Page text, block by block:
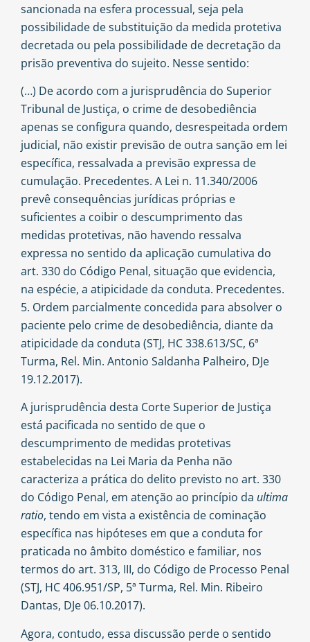
sancionada na esfera processual, seja pela
possibilidade de substituição da medida protetiva
decretada ou pela possibilidade de decretação da
prisão preventiva do sujeito. Nesse sentido:
(…) De acordo com a jurisprudência do Superior
Tribunal de Justiça, o crime de desobediência
apenas se configura quando, desrespeitada ordem
judicial, não existir previsão de outra sanção em lei
específica, ressalvada a previsão expressa de
cumulação. Precedentes. A Lei n. 11.340/2006
prevê consequências jurídicas próprias e
suficientes a coibir o descumprimento das
medidas protetivas, não havendo ressalva
expressa no sentido da aplicação cumulativa do
art. 330 do Código Penal, situação que evidencia,
na espécie, a atipicidade da conduta. Precedentes.
5. Ordem parcialmente concedida para absolver o
paciente pelo crime de desobediência, diante da
atipicidade da conduta (STJ, HC 338.613/SC, 6ª
Turma, Rel. Min. Antonio Saldanha Palheiro, DJe
19.12.2017).
A jurisprudência desta Corte Superior de Justiça
está pacificada no sentido de que o
descumprimento de medidas protetivas
estabelecidas na Lei Maria da Penha não
caracteriza a prática do delito previsto no art. 330
do Código Penal, em atenção ao princípio da ultima
ratio, tendo em vista a existência de cominação
específica nas hipóteses em que a conduta for
praticada no âmbito doméstico e familiar, nos
termos do art. 313, III, do Código de Processo Penal
(STJ, HC 406.951/SP, 5ª Turma, Rel. Min. Ribeiro
Dantas, DJe 06.10.2017).
Agora, contudo, essa discussão perde o sentido